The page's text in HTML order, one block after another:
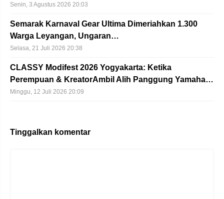
Senin, 3 Agustus 2026 20:03
Semarak Karnaval Gear Ultima Dimeriahkan 1.300
Warga Leyangan, Ungaran…
Selasa, 21 Juli 2026 20:38
CLASSY Modifest 2026 Yogyakarta: Ketika
Perempuan & KreatorAmbil Alih Panggung Yamaha…
Minggu, 12 Juli 2026 20:09
Tinggalkan komentar